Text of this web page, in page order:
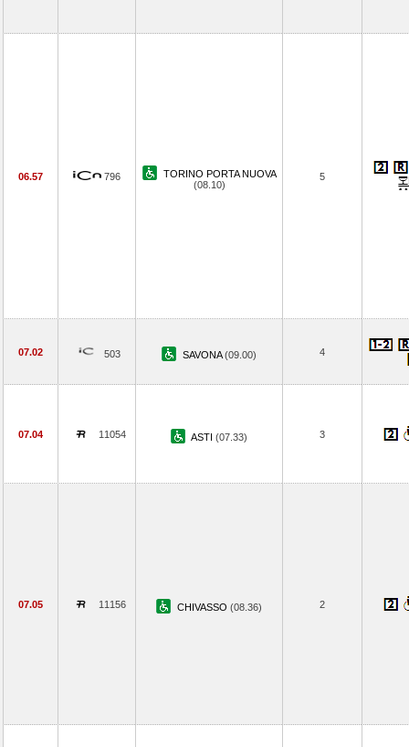
06.57 796
TORINO PORTA NUOVA
(08.10)
5
07.02 503 SAVONA(09.00) 4
07.04 11054 ASTI (07.33) 3
07.05 11156 CHIVASSO (08.36) 2